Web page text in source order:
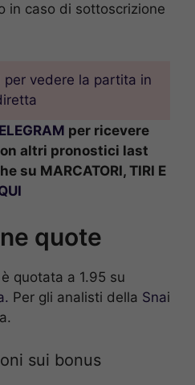
in caso di sottoscrizione
per vedere la partita in
per ricevere
altri pronostici last
su MARCATORI, TIRI E
quote
quotata a 1.95 su
Per gli analisti della Snai
sui bonus